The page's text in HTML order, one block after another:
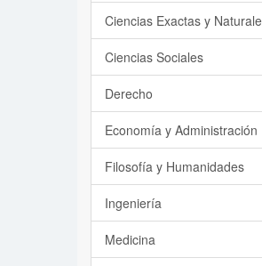
Ciencias Exactas y
Ciencias Sociales
Derecho
Economía y Administración
Filosofía y Humanidades
Ingeniería
Medicina